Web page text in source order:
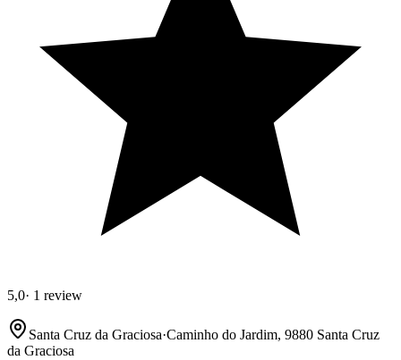
5,0· 1 review
Santa Cruz da Graciosa·Caminho do Jardim, 9880 Santa Cruz
da Graciosa